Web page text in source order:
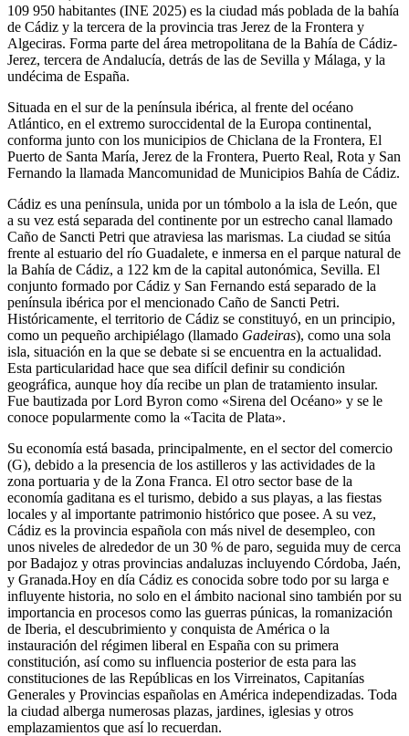
109 950 habitantes (INE 2025) es la ciudad más poblada de la bahía
de Cádiz y la tercera de la provincia tras Jerez de la Frontera y
Algeciras. Forma parte del área metropolitana de la Bahía de Cádiz-
Jerez, tercera de Andalucía, detrás de las de Sevilla y Málaga, y la
undécima de España.
Situada en el sur de la península ibérica, al frente del océano
Atlántico, en el extremo suroccidental de la Europa continental,​​
conforma junto con los municipios de Chiclana de la Frontera, El
Puerto de Santa María, Jerez de la Frontera, Puerto Real, Rota y San
Fernando la llamada Mancomunidad de Municipios Bahía de Cádiz.​
Cádiz es una península, unida por un tómbolo a la isla de León, que
a su vez está separada del continente por un estrecho canal llamado
Caño de Sancti Petri que atraviesa las marismas. La ciudad se sitúa
frente al estuario del río Guadalete, e inmersa en el parque natural de
la Bahía de Cádiz, a 122 km de la capital autonómica, Sevilla.​ El
conjunto formado por Cádiz y San Fernando está separado de la
península ibérica por el mencionado Caño de Sancti Petri.
Históricamente, el territorio de Cádiz se constituyó, en un principio,
como un pequeño archipiélago (llamado Gadeiras), como una sola
isla, situación en la que se debate si se encuentra en la actualidad.
Esta particularidad hace que sea difícil definir su condición
geográfica, aunque hoy día recibe un plan de tratamiento insular.
Fue bautizada por Lord Byron como «Sirena del Océano» y se le
conoce popularmente como la «Tacita de Plata».​​
Su economía está basada, principalmente, en el sector del comercio
(G),​ debido a la presencia de los astilleros y las actividades de la
zona portuaria y de la Zona Franca.​ El otro sector base de la
economía gaditana es el turismo, debido a sus playas, a las fiestas
locales y al importante patrimonio histórico que posee. A su vez,
Cádiz es la provincia española con más nivel de desempleo, con
unos niveles de alrededor de un 30 % de paro,​ seguida muy de cerca
por Badajoz y otras provincias andaluzas incluyendo Córdoba, Jaén,
y Granada.​ Hoy en día Cádiz es conocida sobre todo por su larga e
influyente historia,​ no solo en el ámbito nacional sino también por su
importancia en procesos como las guerras púnicas, la romanización
de Iberia,​​ el descubrimiento y conquista de América o la
instauración del régimen liberal en España con su primera
constitución,​ así como su influencia posterior de esta para las
constituciones de las Repúblicas en los Virreinatos, Capitanías
Generales y Provincias españolas en América independizadas. Toda
la ciudad alberga numerosas plazas, jardines, iglesias y otros
emplazamientos que así lo recuerdan.